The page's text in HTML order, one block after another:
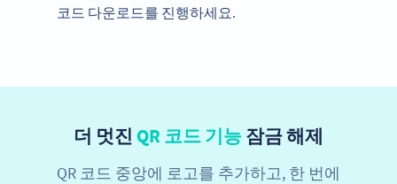
코드 다운로드를 진행하세요.
더 멋진 QR 코드 기능잠금 해제
QR 코드 중앙에 로고를 추가하고, 한 번에